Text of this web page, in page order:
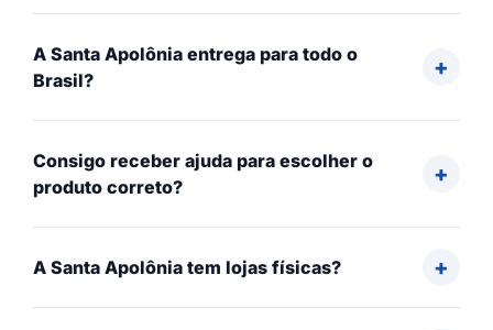
A Santa Apolônia entrega para todo o
Brasil?
Consigo receber ajuda para escolher o
produto correto?
A Santa Apolônia tem lojas físicas?